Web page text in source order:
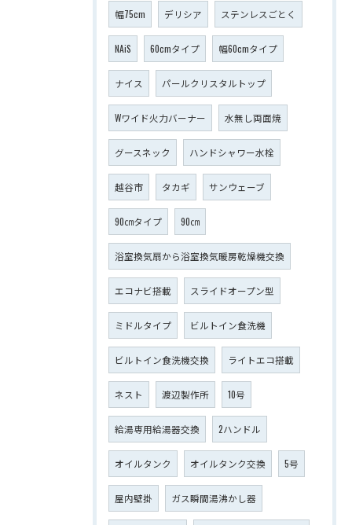
幅75cm デリシア ステンレスごとく
NAiS 60cmタイプ 幅60cmタイプ
ナイス パールクリスタルトップ
Wワイド火力バーナー 水無し両面焼
グースネック ハンドシャワー水栓
越谷市 タカギ サンウェーブ
90㎝タイプ 90㎝
浴室換気扇から浴室換気暖房乾燥機交換
エコナビ搭載 スライドオープン型
ミドルタイプ ビルトイン食洗機
ビルトイン食洗機交換 ライトエコ搭載
ネスト 渡辺製作所 10号
給湯専用給湯器交換 2ハンドル
オイルタンク オイルタンク交換 5号
屋内壁掛 ガス瞬間湯沸かし器